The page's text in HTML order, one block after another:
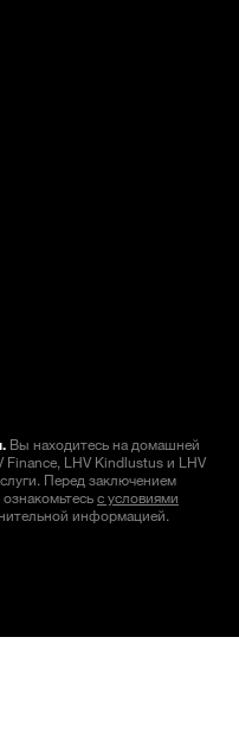
Вы находитесь на домашней
Finance, LHV Kindlustus и LHV
Перед заключением
с условиями
информацией.